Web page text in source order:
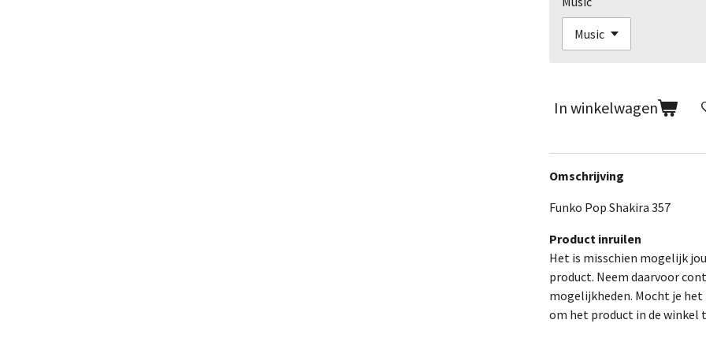
In winkelwagen
Omschrijving
Funko Pop Shakira 357
Product inruilen
Het is misschien mogelijk
product. Neem daarvoor
mogelijkheden. Mocht je
om het product in de winkel